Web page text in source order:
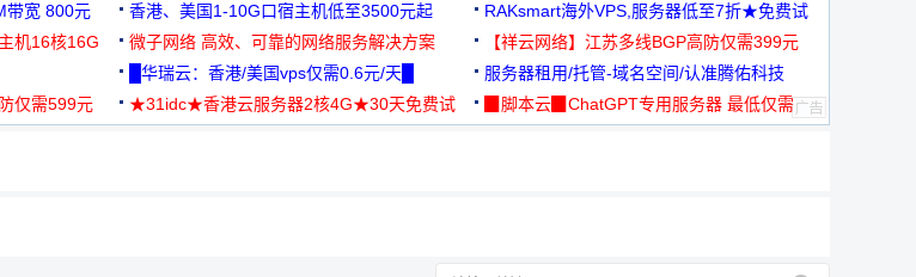
99元/月起
用★
带宽 800元 香港、美国1-10G口宿主机低至3500元起
RAKsmart海外VPS,服务器低至7折★免费试
用★
机16核16G
微子网络 高效、可靠的网络服务解决方案
【祥云网络】江苏多线BGP高防仅需399元
█华瑞云：香港/美国vps仅需0.6元/天█
服务器租用/托管-域名空间/认准腾佑科技
仅需599元
★31idc★香港云服务器2核4G★30天免费试
▉脚本云▉ChatGPT专用服务器 最低仅需